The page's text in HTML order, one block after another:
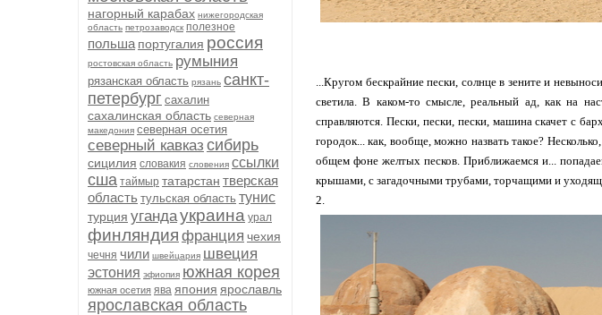
нагорный карабах нижегородская
область петрозаводск полезное
польша португалия россия
ростовская область румыния
рязанская область рязань санкт-
петербург сахалин
сахалинская область северная
македония северная осетия
северный кавказ сибирь
сицилия словакия словения ссылки
сша таймыр татарстан тверская
область тульская область тунис
турция угандаукраина урал
финляндия франция чехия
чечня чили швейцария швеция
эстония эфиопия южная корея
южная осетия ява япония ярославль
ярославская область
...Кругом бескрайние пески, солнце в зените и
светила. В каком-то смысле, реальный ад, как на
справляются. Пески, пески, пески, машина скачет с
городок... как, вообще, можно назвать такое?
общем фоне желтых песков. Приближаемся и...
крышами, с загадочными трубами, торчащими и
2.